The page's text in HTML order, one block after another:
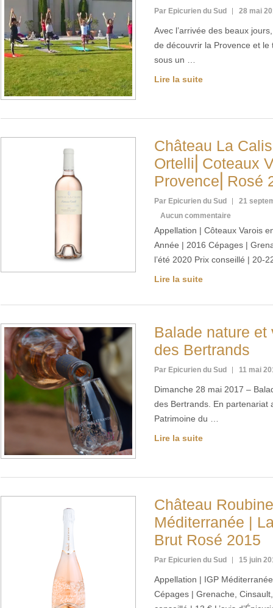
Par Epicurien du Sud 28 mai
Avec l’arrivée des beaux
de découvrir la Provence et
sous un …
Lire la suite
Château La
Ortelli⎢Coteaux
Provence⎢Rosé
Par Epicurien du Sud
21
Aucun commentaire
Appellation | Côteaux Varois
Année | 2016 Cépages |
l’été 2020 Prix conseillé | 20-
Lire la suite
Balade nature
des Bertrands
Par Epicurien du Sud 11 mai
Dimanche 28 mai 2017 –
des Bertrands. En partenariat
Patrimoine du …
Lire la suite
Château
Méditerranée |
Brut Rosé 2015
Par Epicurien du Sud 15 juin
Appellation | IGP
Cépages | Grenache,